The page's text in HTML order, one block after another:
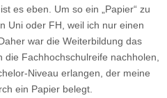
es eben. Um so ein „Papier“ zu
Uni oder FH, weil ich nur einen
war die Weiterbildung das
Fachhochschulreife nachholen,
Niveau erlangen, der meine
ein Papier belegt.